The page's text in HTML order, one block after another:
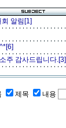
알림[1]
주 감사드립니다.[3]
제목 내용